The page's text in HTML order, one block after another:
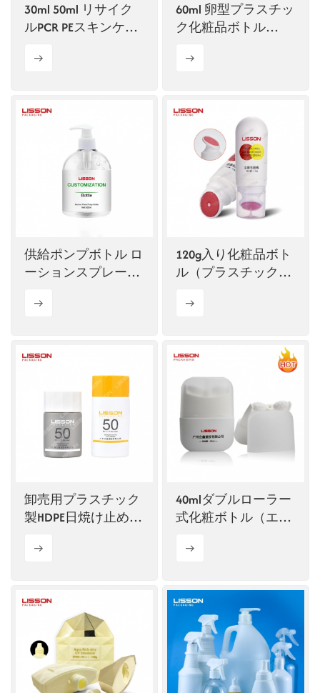
30ml 50ml リサイク
ルPCR PEスキンケア
け止め容器 プラスチ
60ml 卵型プラスチッ
ク化粧品ボトル
供給ポンプボトル ロ
ーションスプレーボ
120g入り化粧品ボト
ル（プラスチック包
ソフトブラシ付き
卸売用プラスチック
製HDPE日焼け止めボ
50ml 75ml UV化粧品
40mlダブルローラー
式化粧ボトル（エッ